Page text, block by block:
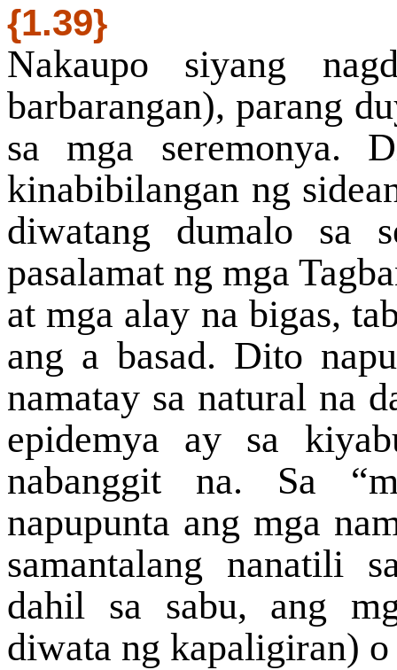
{1.39}
Nakaupo siyang
barbarangan), parang
sa mga seremonya.
kinabibilangan ng
diwatang dumalo sa
pasalamat ng mga
at mga alay na bigas,
ang a basad. Dito
namatay sa natural na
epidemya ay sa
nabanggit na. Sa
napupunta ang mga
samantalang nanatili
dahil sa sabu, ang
diwata ng kapaligiran)